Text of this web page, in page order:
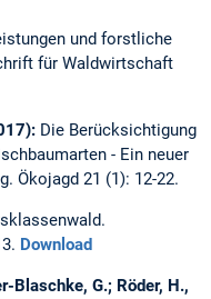
und forstliche
für Waldwirtschaft
Die Berücksichtigung
- Ein neuer
Ökojagd 21 (1): 12-22.
Download
Blaschke, G.; Röder, H.,